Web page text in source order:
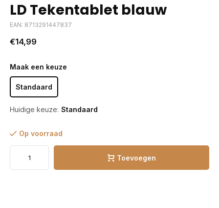
LD Tekentablet blauw
EAN: 8713291447837
€14,99
Maak een keuze
Standaard
Huidige keuze: Standaard
Op voorraad
Toevoegen